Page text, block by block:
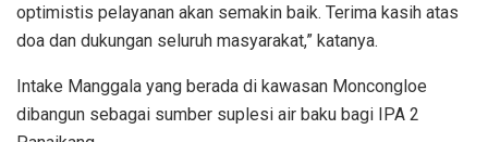
optimistis pelayanan akan semakin baik. Terima kasih atas
doa dan dukungan seluruh masyarakat,” katanya.
Intake Manggala yang berada di kawasan Moncongloe
dibangun sebagai sumber suplesi air baku bagi IPA 2